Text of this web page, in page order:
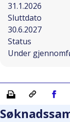
31.1.2026
Sluttdato
30.6.2027
Status
Under
Skriv ut Kopiera länk
Del på